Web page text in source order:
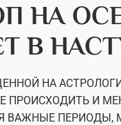
НА
В
НА
ПРОИСХОДИТЬ И
ВАЖНЫЕ ПЕРИОДЫ,